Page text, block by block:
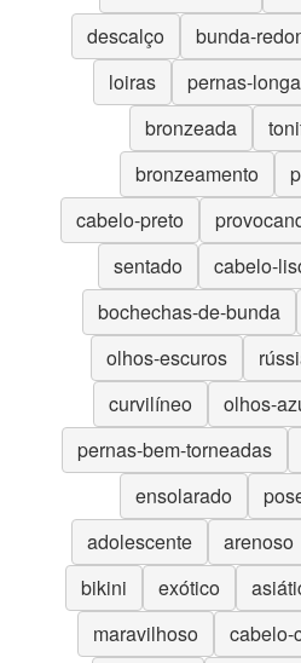
descalço
bunda-
loiras
pernas-
bronzeada
bronzeamento
cabelo-preto
sentado
cabelo-
bochechas-de-bunda
olhos-escuros
curvilíneo
olhos-
pernas-bem-torneadas
ensolarado
adolescente
arenoso
bikini
exótico
maravilhoso
cabelo-